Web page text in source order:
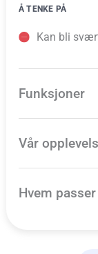
Å TENKE PÅ
Kan bli
Funksjoner
Vår
Hvem